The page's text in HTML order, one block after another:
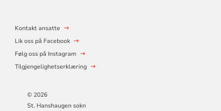
Kontakt ansatte
Lik oss på Facebook
Følg oss på Instagram
Tilgjengelighetserklæring
© 2026
St. Hanshaugen sokn